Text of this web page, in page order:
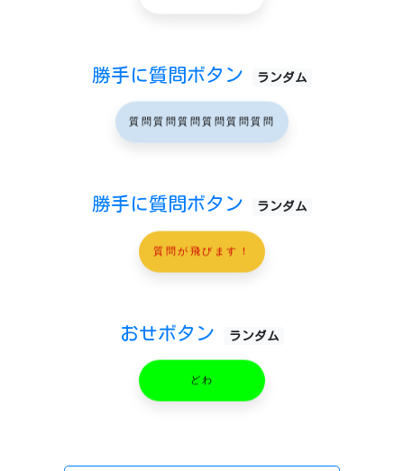
勝手に質問ボタン ランダム
質問質問質問質問質問質問
勝手に質問ボタン ランダム
質問が飛びます！
おせボタン ランダム
どわ